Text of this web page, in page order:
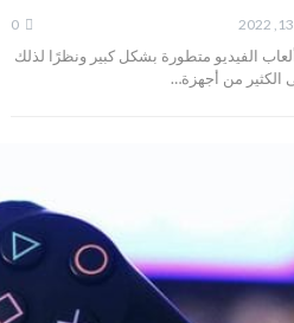
الفيديو متطورة بشكل كبير ونظرًا لذلك
الكثير من أجهزة…